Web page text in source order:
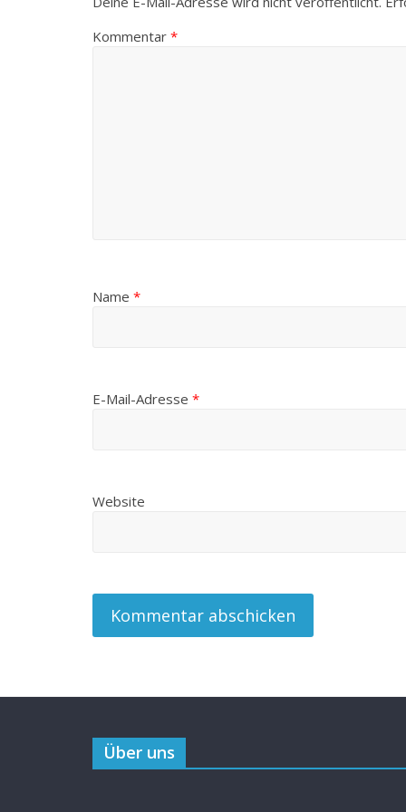
Kommentar *
Name *
E-Mail-Adresse *
Website
Über uns